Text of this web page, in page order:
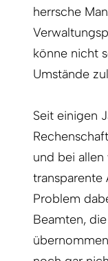
herrsche
könne nicht
Umstände
Seit einigen
und bei
transparente
Problem
Beamten,